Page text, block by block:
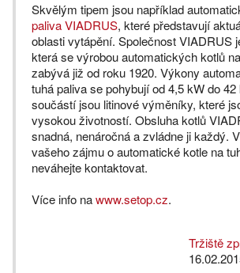
Skvělým tipem jsou například
paliva VIADRUS, které představují
oblasti vytápění. Společnost VIADRUS
která se výrobou automatických kotlů
zabývá již od roku 1920. Výkony
tuhá paliva se pohybují od 4,5 kW do
součástí jsou litinové výměníky, které
vysokou životností. Obsluha kotlů
snadná, nenáročná a zvládne ji každý.
vašeho zájmu o automatické kotle na
neváhejte kontaktovat.
Více info nawww.setop.cz.
Tržiště